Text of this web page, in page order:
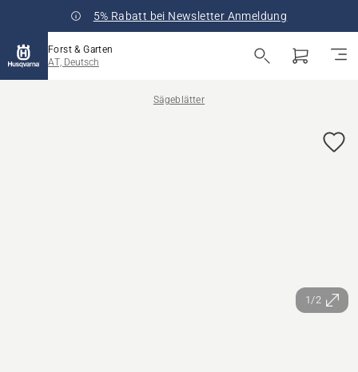
5% Rabatt bei Newsletter Anmeldung
Forst & Garten
AT, Deutsch
Sägeblätter
1/2